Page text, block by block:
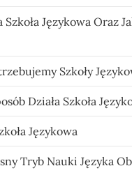
Szkoła Językowa Oraz
Szkoły
Działa Szkoła
Językowa
Tryb Nauki Języka